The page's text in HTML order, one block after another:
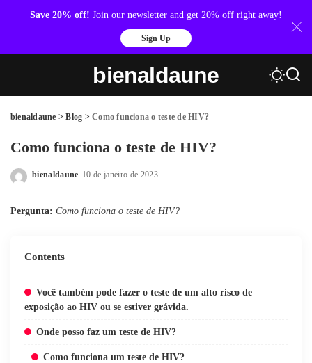
Save 20% off! Join our newsletter and get 20% off right away!
Sign Up
bienaldaune
bienaldaune >Blog >Como funciona o teste de HIV?
Como funciona o teste de HIV?
Posted
bienaldaune 10 de janeiro de 2023
Pergunta: Como funciona o teste de HIV?
Contents
Você também pode fazer o teste de um alto risco de
exposição ao HIV ou se estiver grávida.
Onde posso faz um teste de HIV?
Como funciona um teste de HIV?